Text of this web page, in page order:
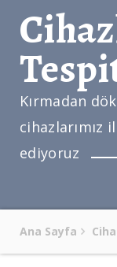
Kırmadan
cihazlarımız
ediyoruz
Ana Sayfa